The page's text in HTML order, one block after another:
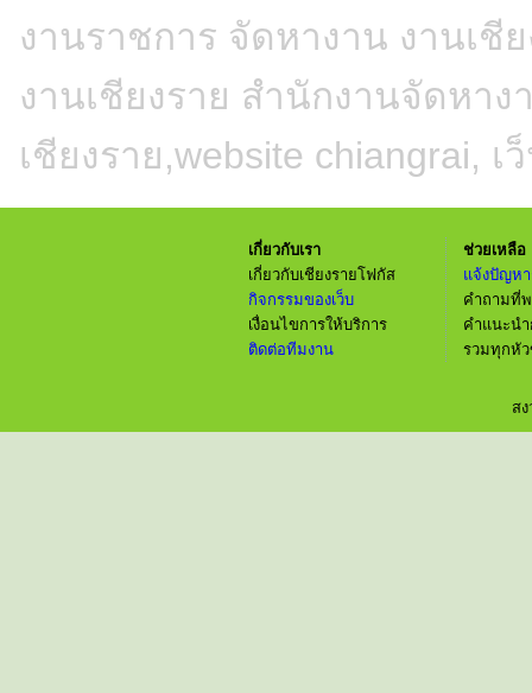
งานราชการ จัดหางาน งานเชี
งานเชียงราย สำนักงานจัดหาง
เชียงราย,website chiangrai, เ
เกี่ยวกับเรา
เกี่ยวกับเชียงรายโฟกัส
กิจกรรมของเว็บ
เงื่อนไขการให้บริการ
ติดต่อทีมงาน
ช่วยเหลือ
แจ้งปัญห
คำถามที่
คำแนะนำ
รวมทุกหัว
ส